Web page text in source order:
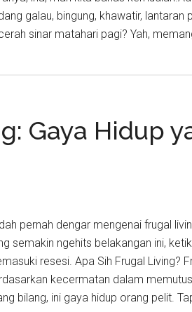
galau, bingung, khawatir,
sinar matahari pagi? Yah,
Gaya Hidup
pernah dengar mengenai frugal
semakin ngehits belakangan ini,
resesi. Apa Sih Frugal Living?
kecermatan dalam
bilang, ini gaya hidup orang pelit.